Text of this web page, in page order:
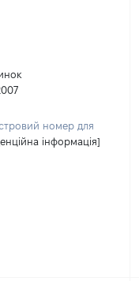
номер для
інформація]